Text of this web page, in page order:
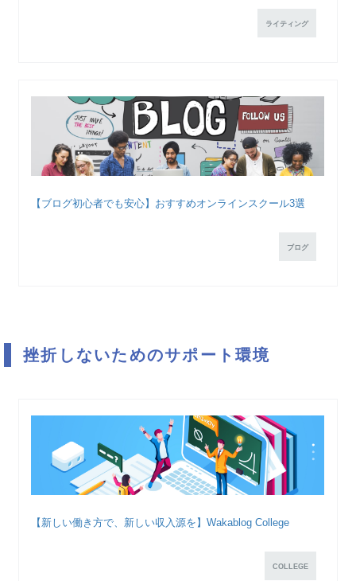
ライティング
【ブログ初心者でも安心】おすすめオンラインスクール3選
ブログ
挫折しないためのサポート環境
【新しい働き方で、新しい収入源を】Wakablog College
COLLEGE